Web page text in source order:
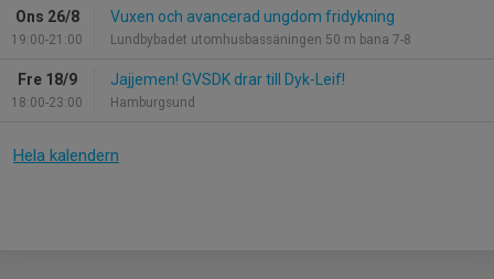
Ons 26/8
19:00-21:00
Vuxen och avancerad ungdom fridykning
Lundbybadet utomhusbassäningen 50 m bana 7-8
Fre 18/9
18:00-23:00
Jajjemen! GVSDK drar till Dyk-Leif!
Hamburgsund
Hela kalendern